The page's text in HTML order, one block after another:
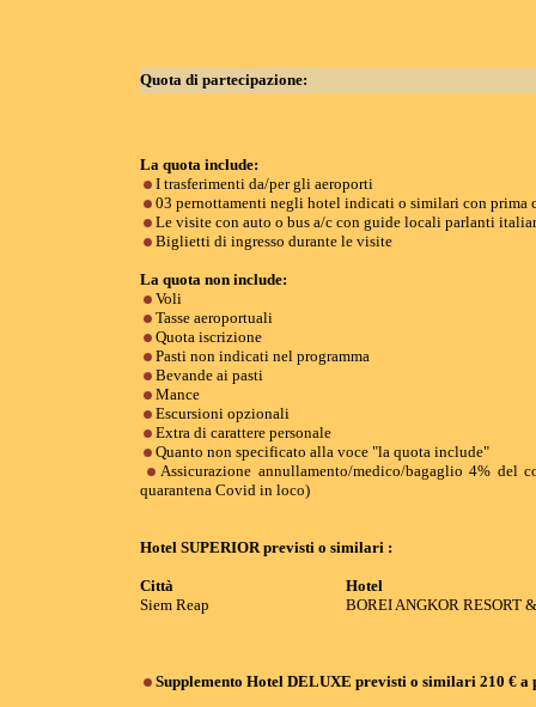
Quota di partecipazione:
La quota include:
I trasferimenti da/per gli aeroporti
03 pernottamenti negli hotel indicati o similari con prima
Le visite con auto o bus a/c con guide locali parlanti
Biglietti di ingresso durante le visite
La quota non include:
Voli
Tasse aeroportuali
Quota iscrizione
Pasti non indicati nel programma
Bevande ai pasti
Mance
Escursioni opzionali
Extra di carattere personale
Quanto non specificato alla voce "la quota include"
Assicurazione annullamento/medico/bagaglio 4% del
quarantena Covid in loco)
Hotel SUPERIOR previsti o similari :
Città
Hotel
Siem Reap
BOREI ANGKOR RESORT
Supplemento Hotel DELUXE previsti o similari 210 € a